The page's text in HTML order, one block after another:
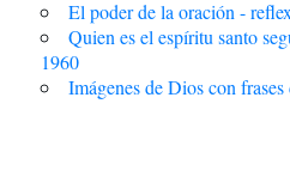
El poder de la oración -
Quien es el espíritu santo
1960
Imágenes de Dios con frases